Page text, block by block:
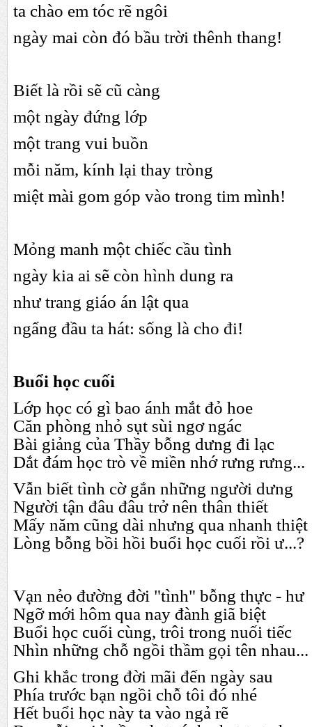
ta chào em tóc rẽ ngôi
ngày mai còn đó bầu trời thênh thang!
Biết là rồi sẽ cũ càng
một ngày đứng lớp
một trang vui buồn
mỗi năm, kính lại thay tròng
miệt mài gom góp vào trong tim mình!
Mỏng manh một chiếc cầu tình
ngày kia ai sẽ còn hình dung ra
như trang giáo án lật qua
ngẩng đầu ta hát: sống là cho đi!
Buổi học cuối
Lớp học có gì bao ánh mắt đỏ hoe
Căn phòng nhỏ sụt sùi ngơ ngác
Bài giảng của Thầy bỗng dưng đi lạc
Dắt đám học trò về miền nhớ rưng rưng...
Vẫn biết tình cờ gắn những người dưng
Người tận đâu đâu trở nên thân thiết
Mấy năm cũng dài nhưng qua nhanh thiệt
Lòng bỗng bồi hồi buổi học cuối rồi ư...?
Vạn nẻo đường đời "tình" bỗng thực - hư
Ngỡ mới hôm qua nay đành giã biệt
Buổi học cuối cùng, trôi trong nuối tiếc
Nhìn những chỗ ngồi thầm gọi tên nhau...
Ghi khắc trong đời mãi đến ngày sau
Phía trước bạn ngồi chỗ tôi đó nhé
Hết buổi học này ta vào ngả rẽ